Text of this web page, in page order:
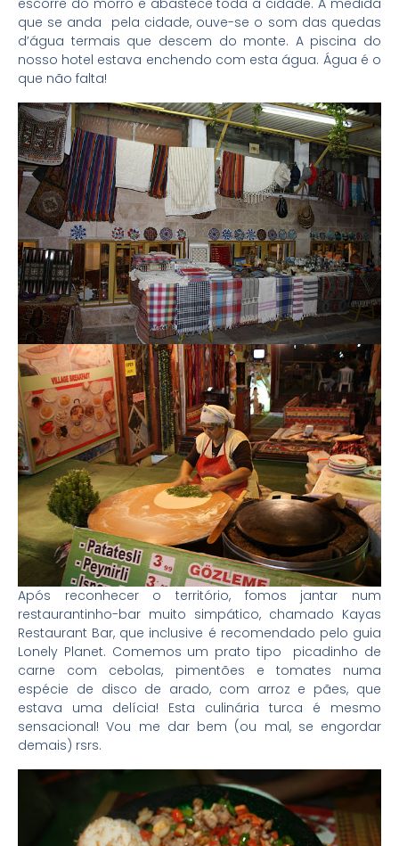
que se anda pela cidade, ouve-se o som das quedas
d’água termais que descem do monte. A piscina do
nosso hotel estava enchendo com esta água. Água é o
que não falta!
Após reconhecer o território, fomos jantar num
restaurantinho-bar muito simpático, chamado Kayas
Restaurant Bar, que inclusive é recomendado pelo guia
Lonely Planet. Comemos um prato tipo picadinho de
carne com cebolas, pimentões e tomates numa
espécie de disco de arado, com arroz e pães, que
estava uma delícia! Esta culinária turca é mesmo
sensacional! Vou me dar bem (ou mal, se engordar
demais) rsrs.